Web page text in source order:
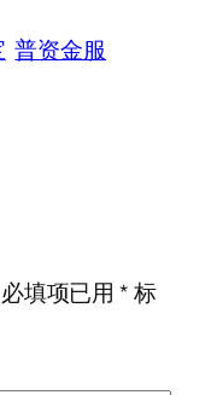
普资金服
必填项已用*标